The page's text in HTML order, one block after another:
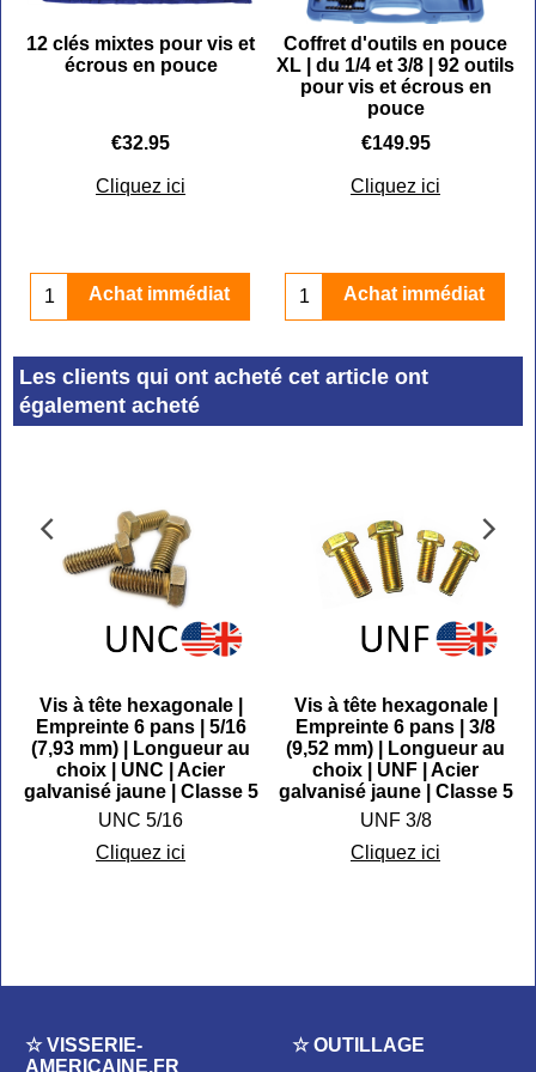
12 clés mixtes pour vis et
écrous en pouce
€32.95
Cliquez ici
Achat immédiat
Coffret d'outils en pouce
XL | du 1/4 et 3/8 | 92 outils
pour vis et écrous en
pouce
€149.95
Cliquez ici
Achat immédiat
Les clients qui ont acheté cet article ont
également acheté
Vis à tête hexagonale |
Empreinte 6 pans | 5/16
(7,93 mm) | Longueur au
choix | UNC | Acier
galvanisé jaune | Classe 5
UNC 5/16
Cliquez ici
Vis à tête hexagonale |
Empreinte 6 pans | 3/8
(9,52 mm) | Longueur au
choix | UNF | Acier
galvanisé jaune | Classe 5
UNF 3/8
Cliquez ici
☆ VISSERIE-
AMERICAINE.FR
☆ OUTILLAGE